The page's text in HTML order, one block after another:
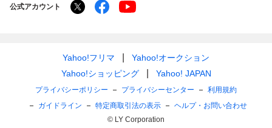
公式アカウント
Yahoo!フリマ
Yahoo!オークション
Yahoo!ショッピング
Yahoo! JAPAN
プライバシーポリシー プライバシーセンター
利用規約
ガイドライン
特定商取引法の表示
ヘルプ・お問い合わせ
© LY Corporation